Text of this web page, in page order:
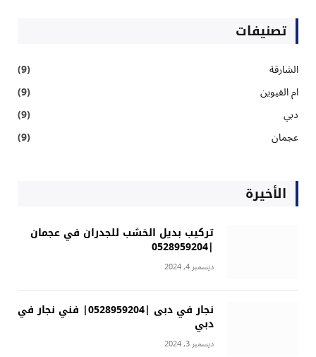
تصنيفات
الشارقة
(9)
ام القيوين
(9)
دبي
(9)
عجمان
(9)
الأخيرة
تركيب بديل الخشب للجدران في عجمان
|0528959204
ديسمبر 4, 2024
نجار في دبى |0528959204| فني نجار في
دبي
ديسمبر 3, 2024